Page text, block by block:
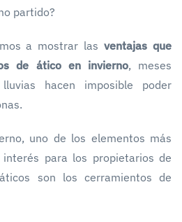
partido?
a mostrar lasventajas que
de ático en invierno, meses
hacen imposible poder
uno de los elementos más
para los propietarios de
son los cerramientos de